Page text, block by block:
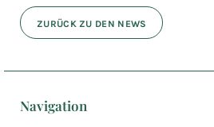
ZURÜCK ZU DEN NEWS
Navigation